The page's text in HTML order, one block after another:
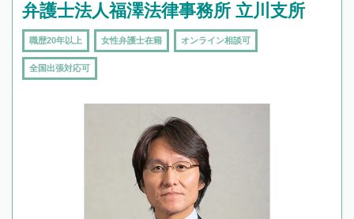
弁護士法人福澤法律事務所 立川支所
職歴20年以上 女性弁護士在籍 オンライン相談可
全国出張対応可